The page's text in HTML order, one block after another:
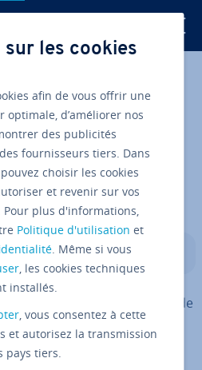
votre
mobiles
Twitter
sur LinkedIn
sur la toile le fait le plus
de recherche, et cela de
En 2015, les re­
via les mobiles sont
que celles faites depuis les
les cookies
afin de vous offrir une
d’améliorer nos
des publicités
fournisseurs tiers. Dans
choisir les cookies
et revenir sur vos
plus d'informations,
Politique d'utilisation et
. Même si vous
, les cookies techniques
installés.
, vous consentez à cette
et autorisez la transmission
pays tiers.